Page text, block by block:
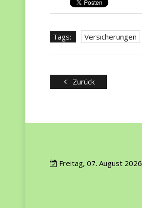
Tags: Versicherungen
Zurück
Freitag, 07. August 2026